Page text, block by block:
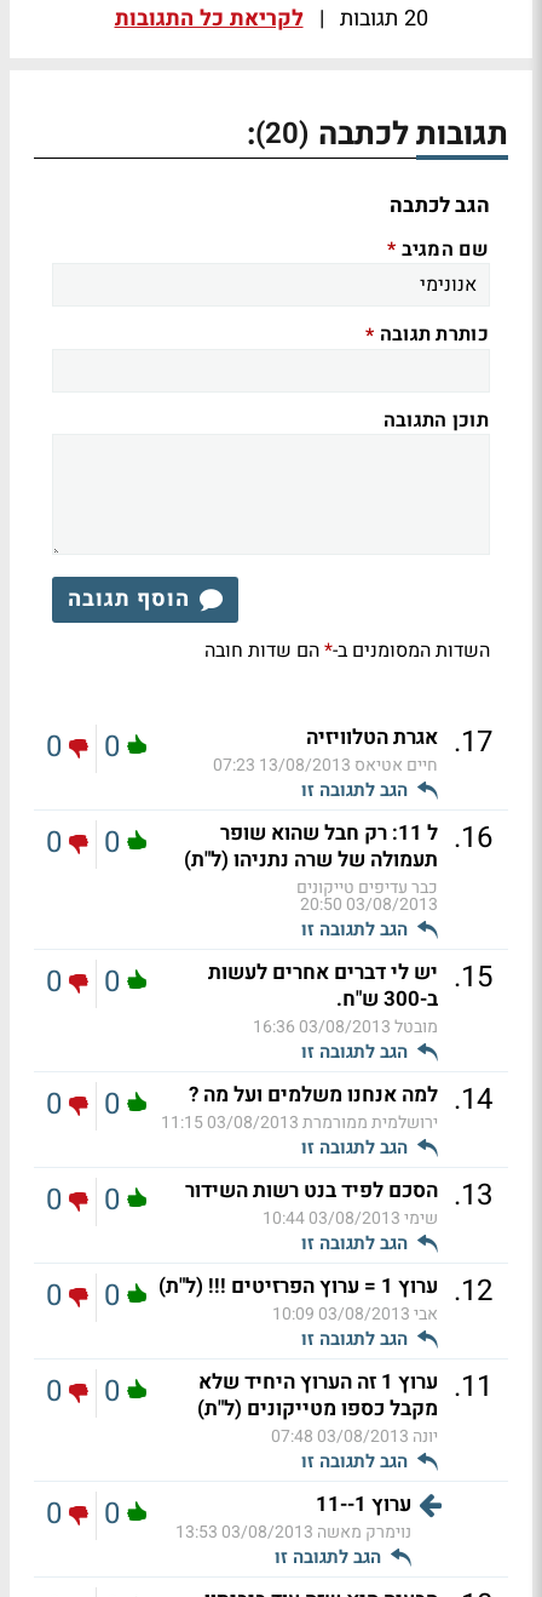
20 תגובות | לקריאת כל התגובות
תגובות לכתבה (20)
:
הגב לכתבה
שם המגיב *
כותרת תגובה *
תוכן התגובה
הוסף תגובה
השדות המסומנים ב-*הם שדות חובה
17
. אגרת הטלוויזיה
חיים אטיאס 13/08/2013 07:23
הגב לתגובה זו
0
0
16
.
ל 11: רק חבל שהוא שופר
תעמולה של שרה נתניהו (ל"ת)
כבר עדיפים טייקונים
03/08/2013 20:50
הגב לתגובה זו
0
0
15
. יש לי דברים אחרים לעשות
ב-300 ש"ח.
מובטל03/08/2013 16:36
הגב לתגובה זו
0
0
14
. למה אנחנו משלמים ועל מה ?
ירושלמית ממורמרת03/08/2013 11:15
הגב לתגובה זו
0
0
13
. הסכם לפיד בנט רשות השידור
שימי03/08/2013 10:44
הגב לתגובה זו
0
0
12
. ערוץ 1 = ערוץ הפרזיטים !!! (ל"ת)
אבי03/08/2013 10:09
הגב לתגובה זו
0
0
11
.
ערוץ 1 זה הערוץ היחיד שלא
מקבל כספו מטייקונים (ל"ת)
יונה 03/08/2013 07:48
הגב לתגובה זו
0
0
ערוץ 1--11
נוימרק מאשה 03/08/2013 13:53
הגב לתגובה זו
0
0